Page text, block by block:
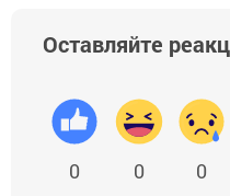
Оставляйте
0 0 0